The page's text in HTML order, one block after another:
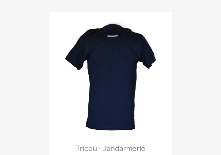
Tricou - Jandarmerie